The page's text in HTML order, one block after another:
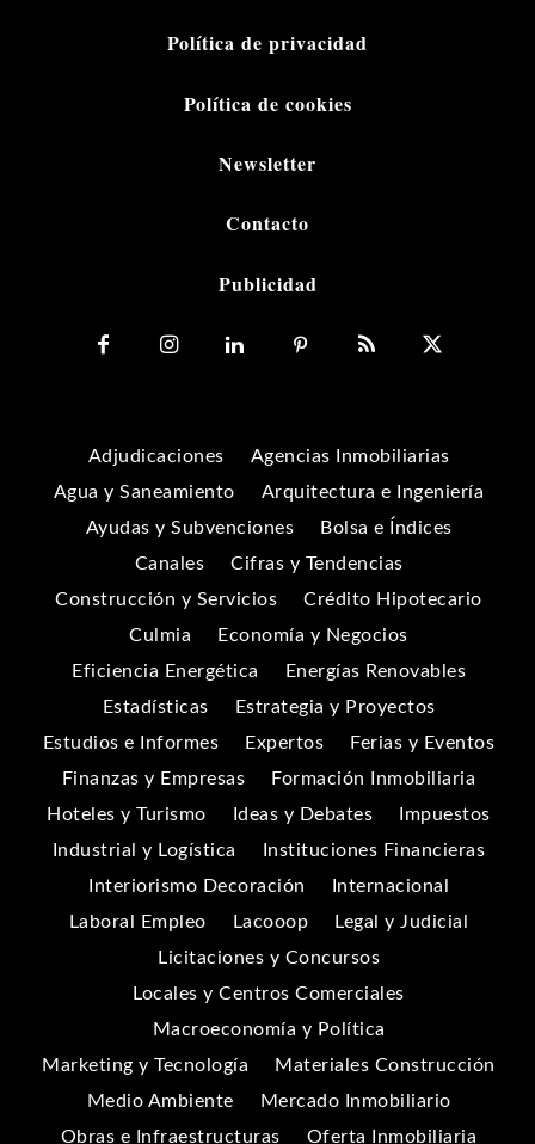
Política de privacidad
Política de cookies
Newsletter
Contacto
Publicidad
Adjudicaciones
Agencias Inmobiliarias
Agua y Saneamiento
Arquitectura e Ingeniería
Ayudas y Subvenciones
Bolsa e Índices
Canales
Cifras y Tendencias
Construcción y Servicios
Crédito Hipotecario
Culmia
Economía y Negocios
Eficiencia Energética
Energías Renovables
Estadísticas
Estrategia y Proyectos
Estudios e Informes
Expertos
Ferias y Eventos
Finanzas y Empresas
Formación Inmobiliaria
Hoteles y Turismo
Ideas y Debates
Impuestos
Industrial y Logística
Instituciones Financieras
Interiorismo Decoración
Internacional
Laboral Empleo
Lacooop
Legal y Judicial
Licitaciones y Concursos
Locales y Centros Comerciales
Macroeconomía y Política
Marketing y Tecnología
Materiales Construcción
Medio Ambiente
Mercado Inmobiliario
Obras e Infraestructuras
Oferta Inmobiliaria